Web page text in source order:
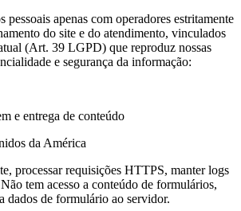
pessoais apenas com operadores estritamente
do site e do atendimento, vinculados
(Art. 39 LGPD) que reproduz nossas
e segurança da informação:
e entrega de conteúdo
da América
processar requisições HTTPS, manter logs
tem acesso a conteúdo de formulários,
dados de formulário ao servidor.